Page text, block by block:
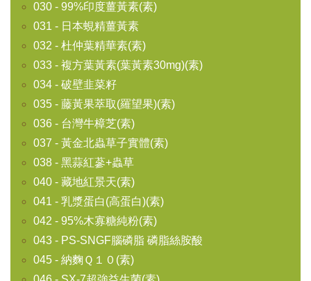
030 - 99%印度薑黃素(素)
031 - 日本蜆精薑黃素
032 - 杜仲葉精華素(素)
033 - 複方葉黃素(葉黃素30mg)(素)
034 - 破壁韭菜籽
035 - 藤黃果萃取(羅望果)(素)
036 - 台灣牛樟芝(素)
037 - 黃金北蟲草子實體(素)
038 - 黑蒜紅蔘+蟲草
040 - 藏地紅景天(素)
041 - 乳漿蛋白(高蛋白)(素)
042 - 95%木寡糖純粉(素)
043 - PS-SNGF腦磷脂 磷脂絲胺酸
045 - 納麴Ｑ１０(素)